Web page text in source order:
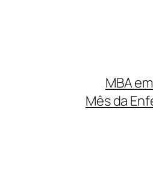
MBA
Mês da